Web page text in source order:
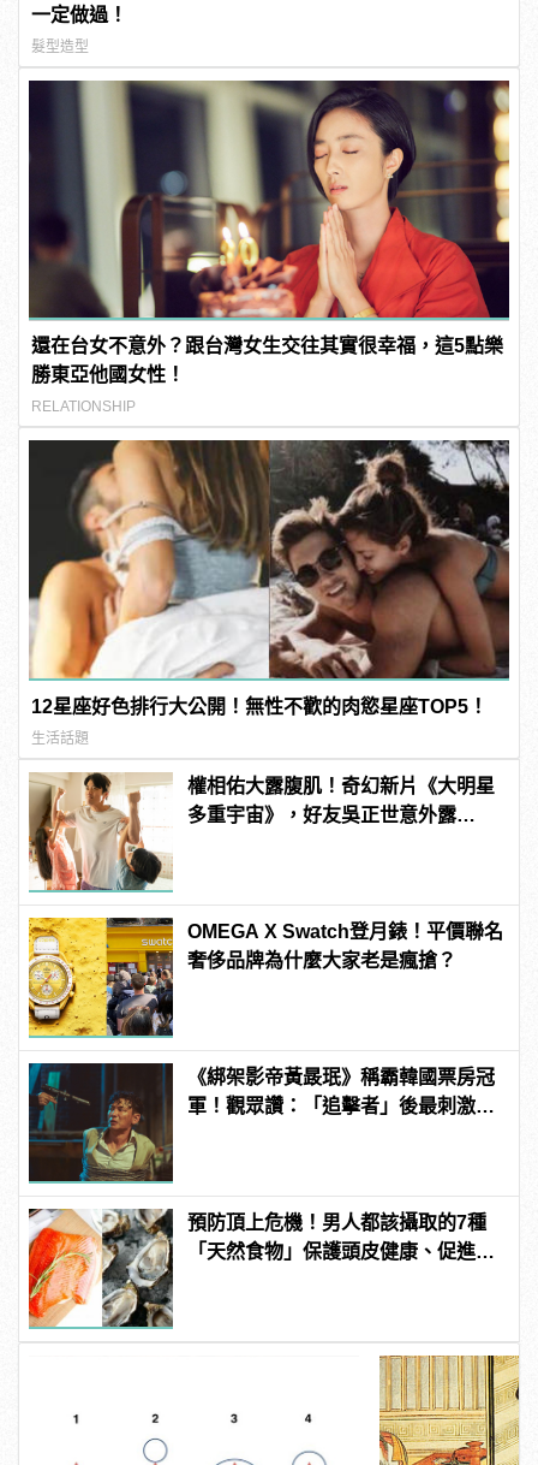
一定做過！
髮型造型
還在台女不意外？跟台灣女生交往其實很幸福，這5點樂
勝東亞他國女性！
RELATIONSHIP
12星座好色排行大公開！無性不歡的肉慾星座TOP5！
生活話題
權相佑大露腹肌！奇幻新片《大明星
多重宇宙》，好友吳正世意外露
OMEGA X Swatch登月錶！平價聯名
奢侈品牌為什麼大家老是瘋搶？
《綁架影帝黃晸珉》稱霸韓國票房冠
軍！觀眾讚：「追擊者」後最刺激的
預防頂上危機！男人都該攝取的7種
「天然食物」保護頭皮健康、促進生